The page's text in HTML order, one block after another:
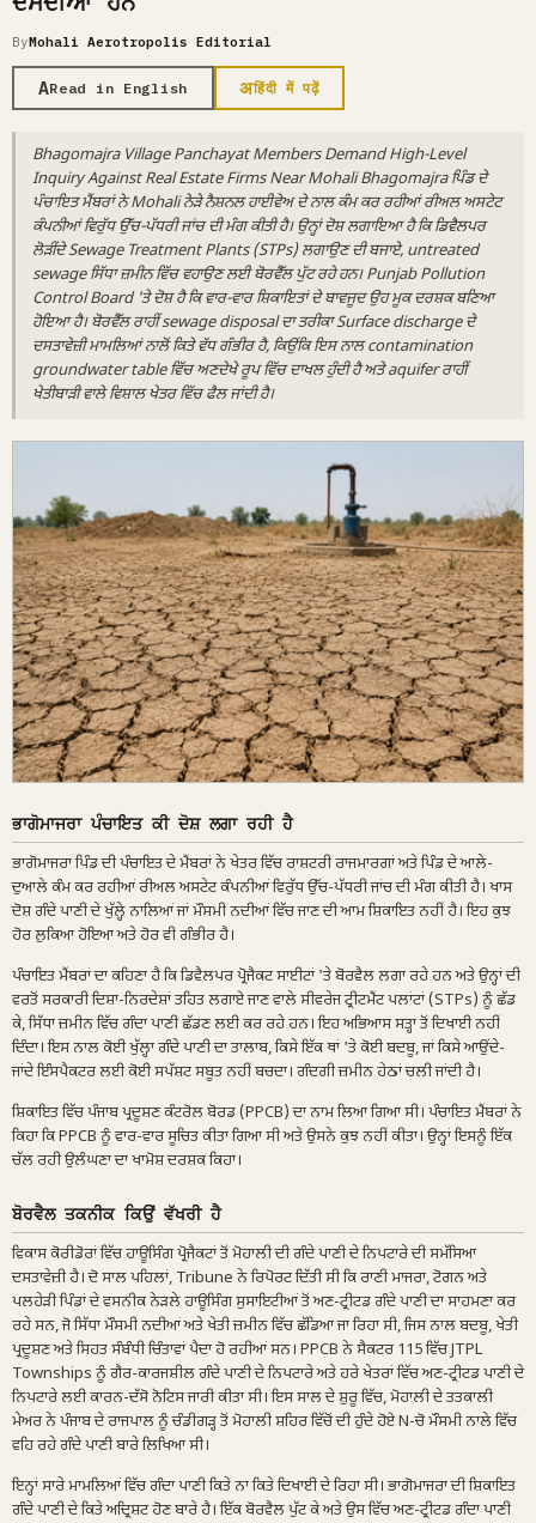
ByMohali Aerotropolis Editorial
ARead in English अहिंदी में पढ़ें
Bhagomajra Village Panchayat Members Demand High-Level
Inquiry Against Real Estate Firms Near Mohali Bhagomajra ਪਿੰਡ ਦੇ
ਪੰਚਾਇਤ ਮੈਂਬਰਾਂ ਨੇ Mohali ਨੇੜੇ ਨੈਸ਼ਨਲ ਹਾਈਵੇਅ ਦੇ ਨਾਲ ਕੰਮ ਕਰ ਰਹੀਆਂ ਰੀਅਲ ਅਸਟੇਟ
ਕੰਪਨੀਆਂ ਵਿਰੁੱਧ ਉੱਚ-ਪੱਧਰੀ ਜਾਂਚ ਦੀ ਮੰਗ ਕੀਤੀ ਹੈ। ਉਨ੍ਹਾਂ ਦੋਸ਼ ਲਗਾਇਆ ਹੈ ਕਿ ਡਿਵੈਲਪਰ
ਲੋੜੀਂਦੇ Sewage Treatment Plants (STPs) ਲਗਾਉਣ ਦੀ ਬਜਾਏ, untreated
sewage ਸਿੱਧਾ ਜ਼ਮੀਨ ਵਿੱਚ ਵਹਾਉਣ ਲਈ ਬੋਰਵੈੱਲ ਪੁੱਟ ਰਹੇ ਹਨ। Punjab Pollution
Control Board 'ਤੇ ਦੋਸ਼ ਹੈ ਕਿ ਵਾਰ-ਵਾਰ ਸ਼ਿਕਾਇਤਾਂ ਦੇ ਬਾਵਜੂਦ ਉਹ ਮੂਕ ਦਰਸ਼ਕ ਬਣਿਆ
ਹੋਇਆ ਹੈ। ਬੋਰਵੈੱਲ ਰਾਹੀਂ sewage disposal ਦਾ ਤਰੀਕਾ Surface discharge ਦੇ
ਦਸਤਾਵੇਜ਼ੀ ਮਾਮਲਿਆਂ ਨਾਲੋਂ ਕਿਤੇ ਵੱਧ ਗੰਭੀਰ ਹੈ, ਕਿਉਂਕਿ ਇਸ ਨਾਲ contamination
groundwater table ਵਿੱਚ ਅਣਦੇਖੇ ਰੂਪ ਵਿੱਚ ਦਾਖਲ ਹੁੰਦੀ ਹੈ ਅਤੇ aquifer ਰਾਹੀਂ
ਖੇਤੀਬਾੜੀ ਵਾਲੇ ਵਿਸ਼ਾਲ ਖੇਤਰ ਵਿੱਚ ਫੈਲ ਜਾਂਦੀ ਹੈ।
ਭਾਗੋਮਾਜਰਾ ਪੰਚਾਇਤ ਕੀ ਦੋਸ਼ ਲਗਾ ਰਹੀ ਹੈ
ਭਾਗੋਮਾਜਰਾ ਪਿੰਡ ਦੀ ਪੰਚਾਇਤ ਦੇ ਮੈਂਬਰਾਂ ਨੇ ਖੇਤਰ ਵਿੱਚ ਰਾਸ਼ਟਰੀ ਰਾਜਮਾਰਗਾਂ ਅਤੇ ਪਿੰਡ ਦੇ ਆਲੇ-
ਦੁਆਲੇ ਕੰਮ ਕਰ ਰਹੀਆਂ ਰੀਅਲ ਅਸਟੇਟ ਕੰਪਨੀਆਂ ਵਿਰੁੱਧ ਉੱਚ-ਪੱਧਰੀ ਜਾਂਚ ਦੀ ਮੰਗ ਕੀਤੀ ਹੈ। ਖਾਸ
ਦੋਸ਼ ਗੰਦੇ ਪਾਣੀ ਦੇ ਖੁੱਲ੍ਹੇ ਨਾਲਿਆਂ ਜਾਂ ਮੌਸਮੀ ਨਦੀਆਂ ਵਿੱਚ ਜਾਣ ਦੀ ਆਮ ਸ਼ਿਕਾਇਤ ਨਹੀਂ ਹੈ। ਇਹ ਕੁਝ
ਹੋਰ ਲੁਕਿਆ ਹੋਇਆ ਅਤੇ ਹੋਰ ਵੀ ਗੰਭੀਰ ਹੈ।
ਪੰਚਾਇਤ ਮੈਂਬਰਾਂ ਦਾ ਕਹਿਣਾ ਹੈ ਕਿ ਡਿਵੈਲਪਰ ਪ੍ਰੋਜੈਕਟ ਸਾਈਟਾਂ 'ਤੇ ਬੋਰਵੈਲ ਲਗਾ ਰਹੇ ਹਨ ਅਤੇ ਉਨ੍ਹਾਂ ਦੀ
ਵਰਤੋਂ ਸਰਕਾਰੀ ਦਿਸ਼ਾ-ਨਿਰਦੇਸ਼ਾਂ ਤਹਿਤ ਲਗਾਏ ਜਾਣ ਵਾਲੇ ਸੀਵਰੇਜ ਟ੍ਰੀਟਮੈਂਟ ਪਲਾਂਟਾਂ (STPs) ਨੂੰ ਛੱਡ
ਕੇ, ਸਿੱਧਾ ਜ਼ਮੀਨ ਵਿੱਚ ਗੰਦਾ ਪਾਣੀ ਛੱਡਣ ਲਈ ਕਰ ਰਹੇ ਹਨ। ਇਹ ਅਭਿਆਸ ਸਤ੍ਹਾ ਤੋਂ ਦਿਖਾਈ ਨਹੀਂ
ਦਿੰਦਾ। ਇਸ ਨਾਲ ਕੋਈ ਖੁੱਲ੍ਹਾ ਗੰਦੇ ਪਾਣੀ ਦਾ ਤਾਲਾਬ, ਕਿਸੇ ਇੱਕ ਥਾਂ 'ਤੇ ਕੋਈ ਬਦਬੂ, ਜਾਂ ਕਿਸੇ ਆਉਂਦੇ-
ਜਾਂਦੇ ਇੰਸਪੈਕਟਰ ਲਈ ਕੋਈ ਸਪੱਸ਼ਟ ਸਬੂਤ ਨਹੀਂ ਬਚਦਾ। ਗੰਦਗੀ ਜ਼ਮੀਨ ਹੇਠਾਂ ਚਲੀ ਜਾਂਦੀ ਹੈ।
ਸ਼ਿਕਾਇਤ ਵਿੱਚ ਪੰਜਾਬ ਪ੍ਰਦੂਸ਼ਣ ਕੰਟਰੋਲ ਬੋਰਡ (PPCB) ਦਾ ਨਾਮ ਲਿਆ ਗਿਆ ਸੀ। ਪੰਚਾਇਤ ਮੈਂਬਰਾਂ ਨੇ
ਕਿਹਾ ਕਿ PPCB ਨੂੰ ਵਾਰ-ਵਾਰ ਸੂਚਿਤ ਕੀਤਾ ਗਿਆ ਸੀ ਅਤੇ ਉਸਨੇ ਕੁਝ ਨਹੀਂ ਕੀਤਾ। ਉਨ੍ਹਾਂ ਇਸਨੂੰ ਇੱਕ
ਚੱਲ ਰਹੀ ਉਲੰਘਣਾ ਦਾ ਖਾਮੋਸ਼ ਦਰਸ਼ਕ ਕਿਹਾ।
ਬੋਰਵੈਲ ਤਕਨੀਕ ਕਿਉਂ ਵੱਖਰੀ ਹੈ
ਵਿਕਾਸ ਕੋਰੀਡੋਰਾਂ ਵਿੱਚ ਹਾਊਸਿੰਗ ਪ੍ਰੋਜੈਕਟਾਂ ਤੋਂ ਮੋਹਾਲੀ ਦੀ ਗੰਦੇ ਪਾਣੀ ਦੇ ਨਿਪਟਾਰੇ ਦੀ ਸਮੱਸਿਆ
ਦਸਤਾਵੇਜ਼ੀ ਹੈ। ਦੋ ਸਾਲ ਪਹਿਲਾਂ, Tribune ਨੇ ਰਿਪੋਰਟ ਦਿੱਤੀ ਸੀ ਕਿ ਰਾਣੀ ਮਾਜਰਾ, ਟੋਗਨ ਅਤੇ
ਪਲਹੇੜੀ ਪਿੰਡਾਂ ਦੇ ਵਸਨੀਕ ਨੇੜਲੇ ਹਾਊਸਿੰਗ ਸੁਸਾਇਟੀਆਂ ਤੋਂ ਅਣ-ਟ੍ਰੀਟਡ ਗੰਦੇ ਪਾਣੀ ਦਾ ਸਾਹਮਣਾ ਕਰ
ਰਹੇ ਸਨ, ਜੋ ਸਿੱਧਾ ਮੌਸਮੀ ਨਦੀਆਂ ਅਤੇ ਖੇਤੀ ਜ਼ਮੀਨ ਵਿੱਚ ਛੱਡਿਆ ਜਾ ਰਿਹਾ ਸੀ, ਜਿਸ ਨਾਲ ਬਦਬੂ, ਖੇਤੀ
ਪ੍ਰਦੂਸ਼ਣ ਅਤੇ ਸਿਹਤ ਸੰਬੰਧੀ ਚਿੰਤਾਵਾਂ ਪੈਦਾ ਹੋ ਰਹੀਆਂ ਸਨ। PPCB ਨੇ ਸੈਕਟਰ 115 ਵਿੱਚ JTPL
Townships ਨੂੰ ਗੈਰ-ਕਾਰਜਸ਼ੀਲ ਗੰਦੇ ਪਾਣੀ ਦੇ ਨਿਪਟਾਰੇ ਅਤੇ ਹਰੇ ਖੇਤਰਾਂ ਵਿੱਚ ਅਣ-ਟ੍ਰੀਟਡ ਪਾਣੀ ਦੇ
ਨਿਪਟਾਰੇ ਲਈ ਕਾਰਨ-ਦੱਸੋ ਨੋਟਿਸ ਜਾਰੀ ਕੀਤਾ ਸੀ। ਇਸ ਸਾਲ ਦੇ ਸ਼ੁਰੂ ਵਿੱਚ, ਮੋਹਾਲੀ ਦੇ ਤਤਕਾਲੀ
ਮੇਅਰ ਨੇ ਪੰਜਾਬ ਦੇ ਰਾਜਪਾਲ ਨੂੰ ਚੰਡੀਗੜ੍ਹ ਤੋਂ ਮੋਹਾਲੀ ਸ਼ਹਿਰ ਵਿੱਚੋਂ ਦੀ ਹੁੰਦੇ ਹੋਏ N-ਚੋ ਮੌਸਮੀ ਨਾਲੇ ਵਿੱਚ
ਵਹਿ ਰਹੇ ਗੰਦੇ ਪਾਣੀ ਬਾਰੇ ਲਿਖਿਆ ਸੀ।
ਇਨ੍ਹਾਂ ਸਾਰੇ ਮਾਮਲਿਆਂ ਵਿੱਚ ਗੰਦਾ ਪਾਣੀ ਕਿਤੇ ਨਾ ਕਿਤੇ ਦਿਖਾਈ ਦੇ ਰਿਹਾ ਸੀ। ਭਾਗੋਮਾਜਰਾ ਦੀ ਸ਼ਿਕਾਇਤ
ਗੰਦੇ ਪਾਣੀ ਦੇ ਕਿਤੇ ਅਦ੍ਰਿਸ਼ਟ ਹੋਣ ਬਾਰੇ ਹੈ। ਇੱਕ ਬੋਰਵੈਲ ਪੁੱਟ ਕੇ ਅਤੇ ਉਸ ਵਿੱਚ ਅਣ-ਟ੍ਰੀਟਡ ਗੰਦਾ ਪਾਣੀ